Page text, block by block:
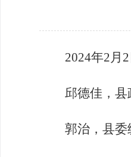
2024年2月 2
邱德佳， 县
郭治，县委